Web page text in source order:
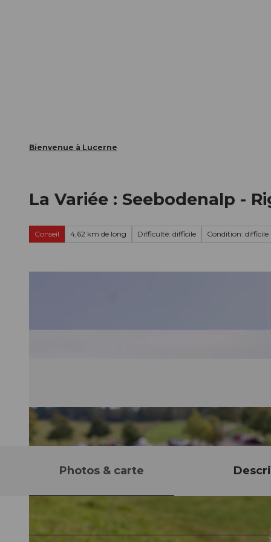
Bienvenue à Lucerne
La Variée : Seebodenalp -
Conseil 4,62 km de long Difficulté: difficile Condition: difficile
Photos & carte